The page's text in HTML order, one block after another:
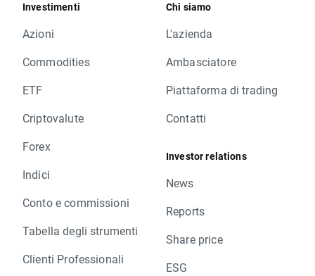
Investimenti
Azioni
Commodities
ETF
Criptovalute
Forex
Indici
Conto e commissioni
Tabella degli strumenti
Clienti Professionali
Chi siamo
L'azienda
Ambasciatore
Piattaforma di trading
Contatti
Investor relations
News
Reports
Share price
ESG